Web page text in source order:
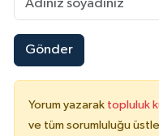
Gönder
Yorum yazarak topluluk
ve tüm sorumluluğu